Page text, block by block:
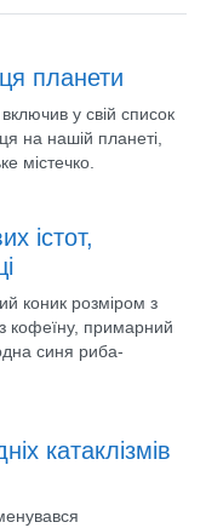
планети
у свій список
на нашій планеті,
містечко.
істот,
коник розміром з
кофеїну, примарний
синя риба-
катаклізмів